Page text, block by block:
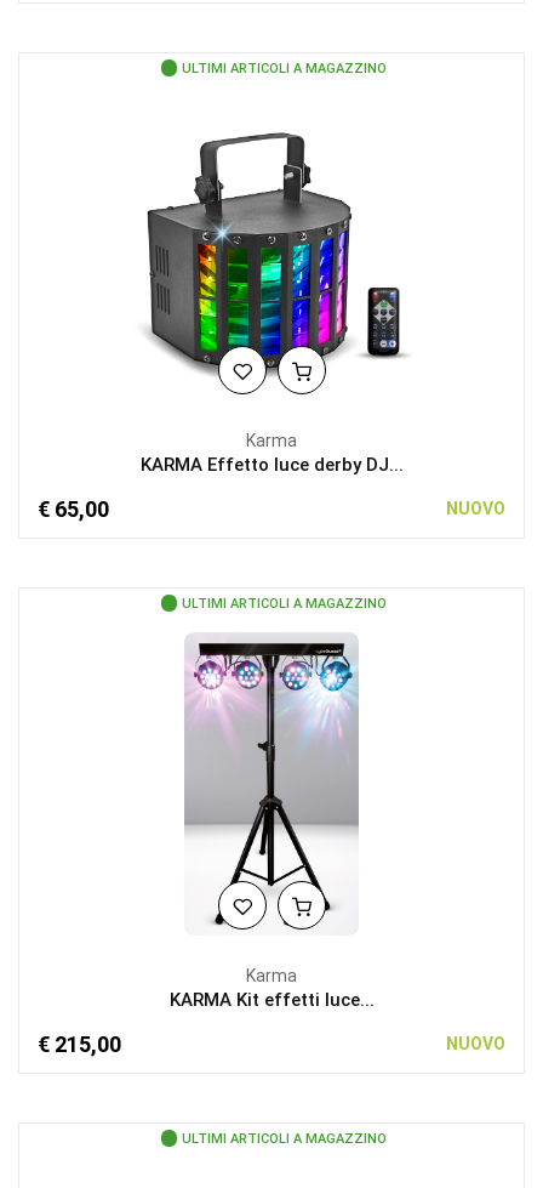
ULTIMI ARTICOLI A MAGAZZINO
Karma
KARMA Effetto luce derby DJ...
€ 65,00 NUOVO
ULTIMI ARTICOLI A MAGAZZINO
Karma
KARMA Kit effetti luce...
€ 215,00 NUOVO
ULTIMI ARTICOLI A MAGAZZINO